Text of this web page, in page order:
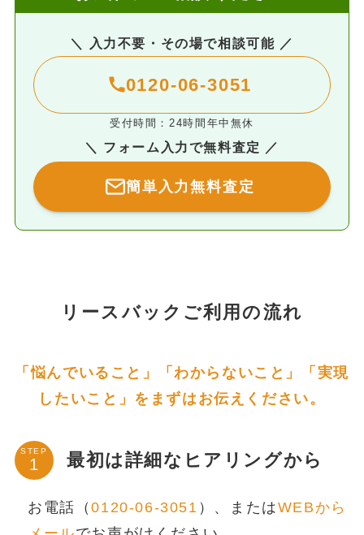
＼ 入力不要・その場で相談可能 ／
0120-06-3051
受付時間：24時間年中無休
＼ フォーム入力で無料査定 ／
簡単入力無料査定
リースバックご利用の流れ
「悩んでいること」「わからないこと」「実現
したいこと」をまずはお伝えください。
STEP 最初は詳細なヒアリングから
お電話（0120-06-3051 ）、またはWEBから